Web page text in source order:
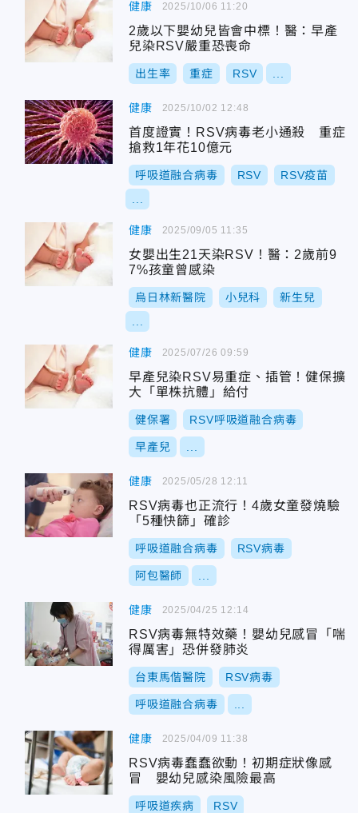
健康
2歲以下嬰幼兒皆會中標！醫：早產
兒染RSV嚴重恐喪命
出生率 重症 RSV
2025/10/06 11:20
健康
首度證實！RSV病毒老小通殺 重症
搶救1年花10億元
呼吸道融合病毒 RSV RSV疫苗
2025/10/02 12:48
健康
女嬰出生21天染RSV！醫：2歲前9
7%孩童曾感染
烏日林新醫院 小兒科 新生兒
2025/09/05 11:35
健康
早產兒染RSV易重症、插管！健保擴
大「單株抗體」給付
健保署 RSV呼吸道融合病毒
早產兒
2025/07/26 09:59
健康
RSV病毒也正流行！4歲女童發燒驗
「5種快篩」確診
呼吸道融合病毒 RSV病毒
阿包醫師
2025/05/28 12:11
健康
RSV病毒無特效藥！嬰幼兒感冒「喘
得厲害」恐併發肺炎
台東馬偕醫院 RSV病毒
呼吸道融合病毒
2025/04/25 12:14
健康
RSV病毒蠢蠢欲動！初期症狀像感
冒 嬰幼兒感染風險最高
呼吸道疾病 RSV
2025/04/09 11:38